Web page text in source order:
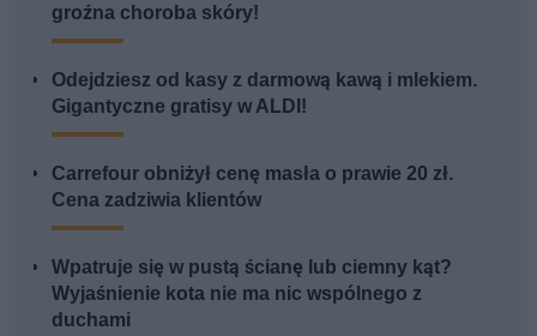
groźna choroba skóry!
Odejdziesz od kasy z darmową kawą i mlekiem.
Gigantyczne gratisy w ALDI!
Carrefour obniżył cenę masła o prawie 20 zł.
Cena zadziwia klientów
Wpatruje się w pustą ścianę lub ciemny kąt?
Wyjaśnienie kota nie ma nic wspólnego z
duchami